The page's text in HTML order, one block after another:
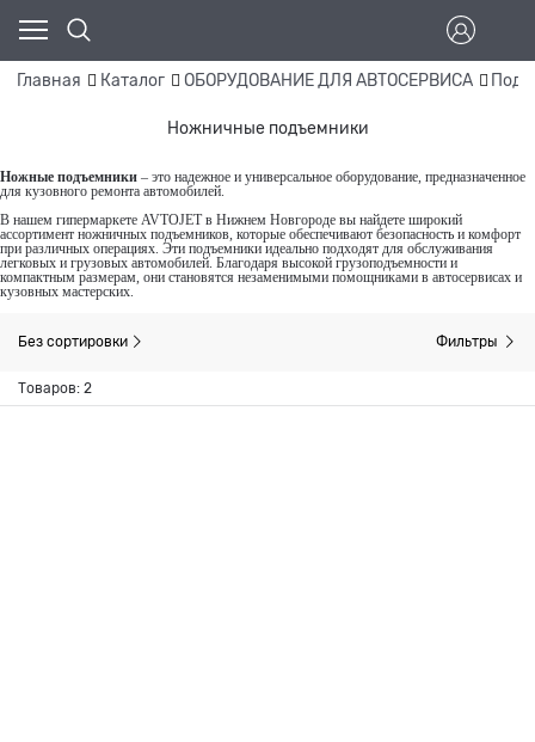
Главная Каталог ОБОРУДОВАНИЕ ДЛЯ АВТОСЕРВИСА
Ножничные подъемники
Ножные подъемники – это надежное и универсальное оборудование, предназначенное
для кузовного ремонта автомобилей.
В нашем гипермаркете AVTOJET в Нижнем Новгороде вы найдете широкий
ассортимент ножничных подъемников, которые обеспечивают безопасность и комфорт
при различных операциях. Эти подъемники идеально подходят для обслуживания
легковых и грузовых автомобилей. Благодаря высокой грузоподъемности и
компактным размерам, они становятся незаменимыми помощниками в автосервисах и
кузовных мастерских.
Без сортировки Фильтры
Товаров: 2